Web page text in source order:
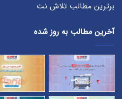
برترین مطالب تلاش نت
آخرین مطالب به روز شده